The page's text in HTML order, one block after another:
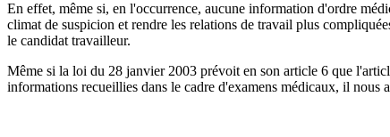
En effet, même si, en l'occurrence, aucune information d'ordre
climat de suspicion et rendre les relations de travail plus
le candidat travailleur.
Même si la loi du 28 janvier 2003 prévoit en son article 6 que
informations recueillies dans le cadre d'examens médicaux, il nous